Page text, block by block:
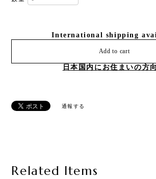
International shipping
Add to cart
日本国内にお住まいの方
通報する
Related Items